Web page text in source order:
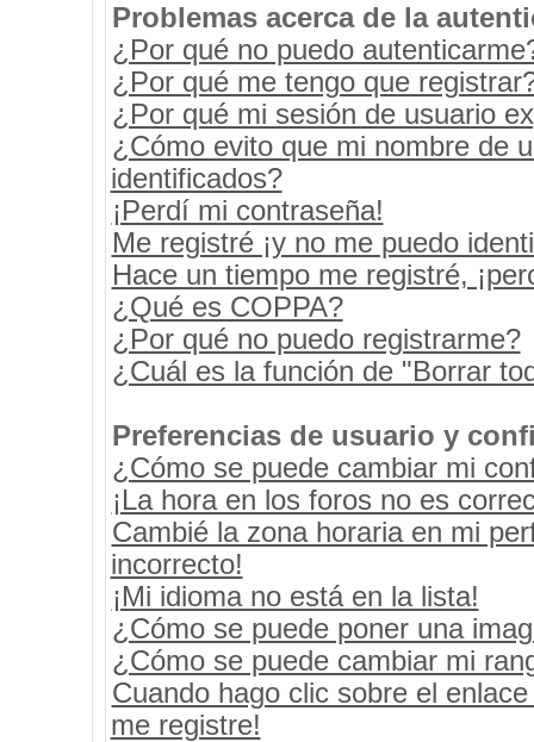
Problemas acerca de la
¿Por qué no puedo
¿Por qué me tengo que
¿Por qué mi sesión de usuario
¿Cómo evito que mi nombre de
identificados?
¡Perdí mi contraseña!
Me registré ¡y no me puedo
Hace un tiempo me registré,
¿Qué es COPPA?
¿Por qué no puedo registrarme?
¿Cuál es la función de "Borrar
Preferencias de usuario y
¿Cómo se puede cambiar mi
¡La hora en los foros no es
Cambié la zona horaria en mi
incorrecto!
¡Mi idioma no está en la lista!
¿Cómo se puede poner una
¿Cómo se puede cambiar mi
Cuando hago clic sobre el
me registre!